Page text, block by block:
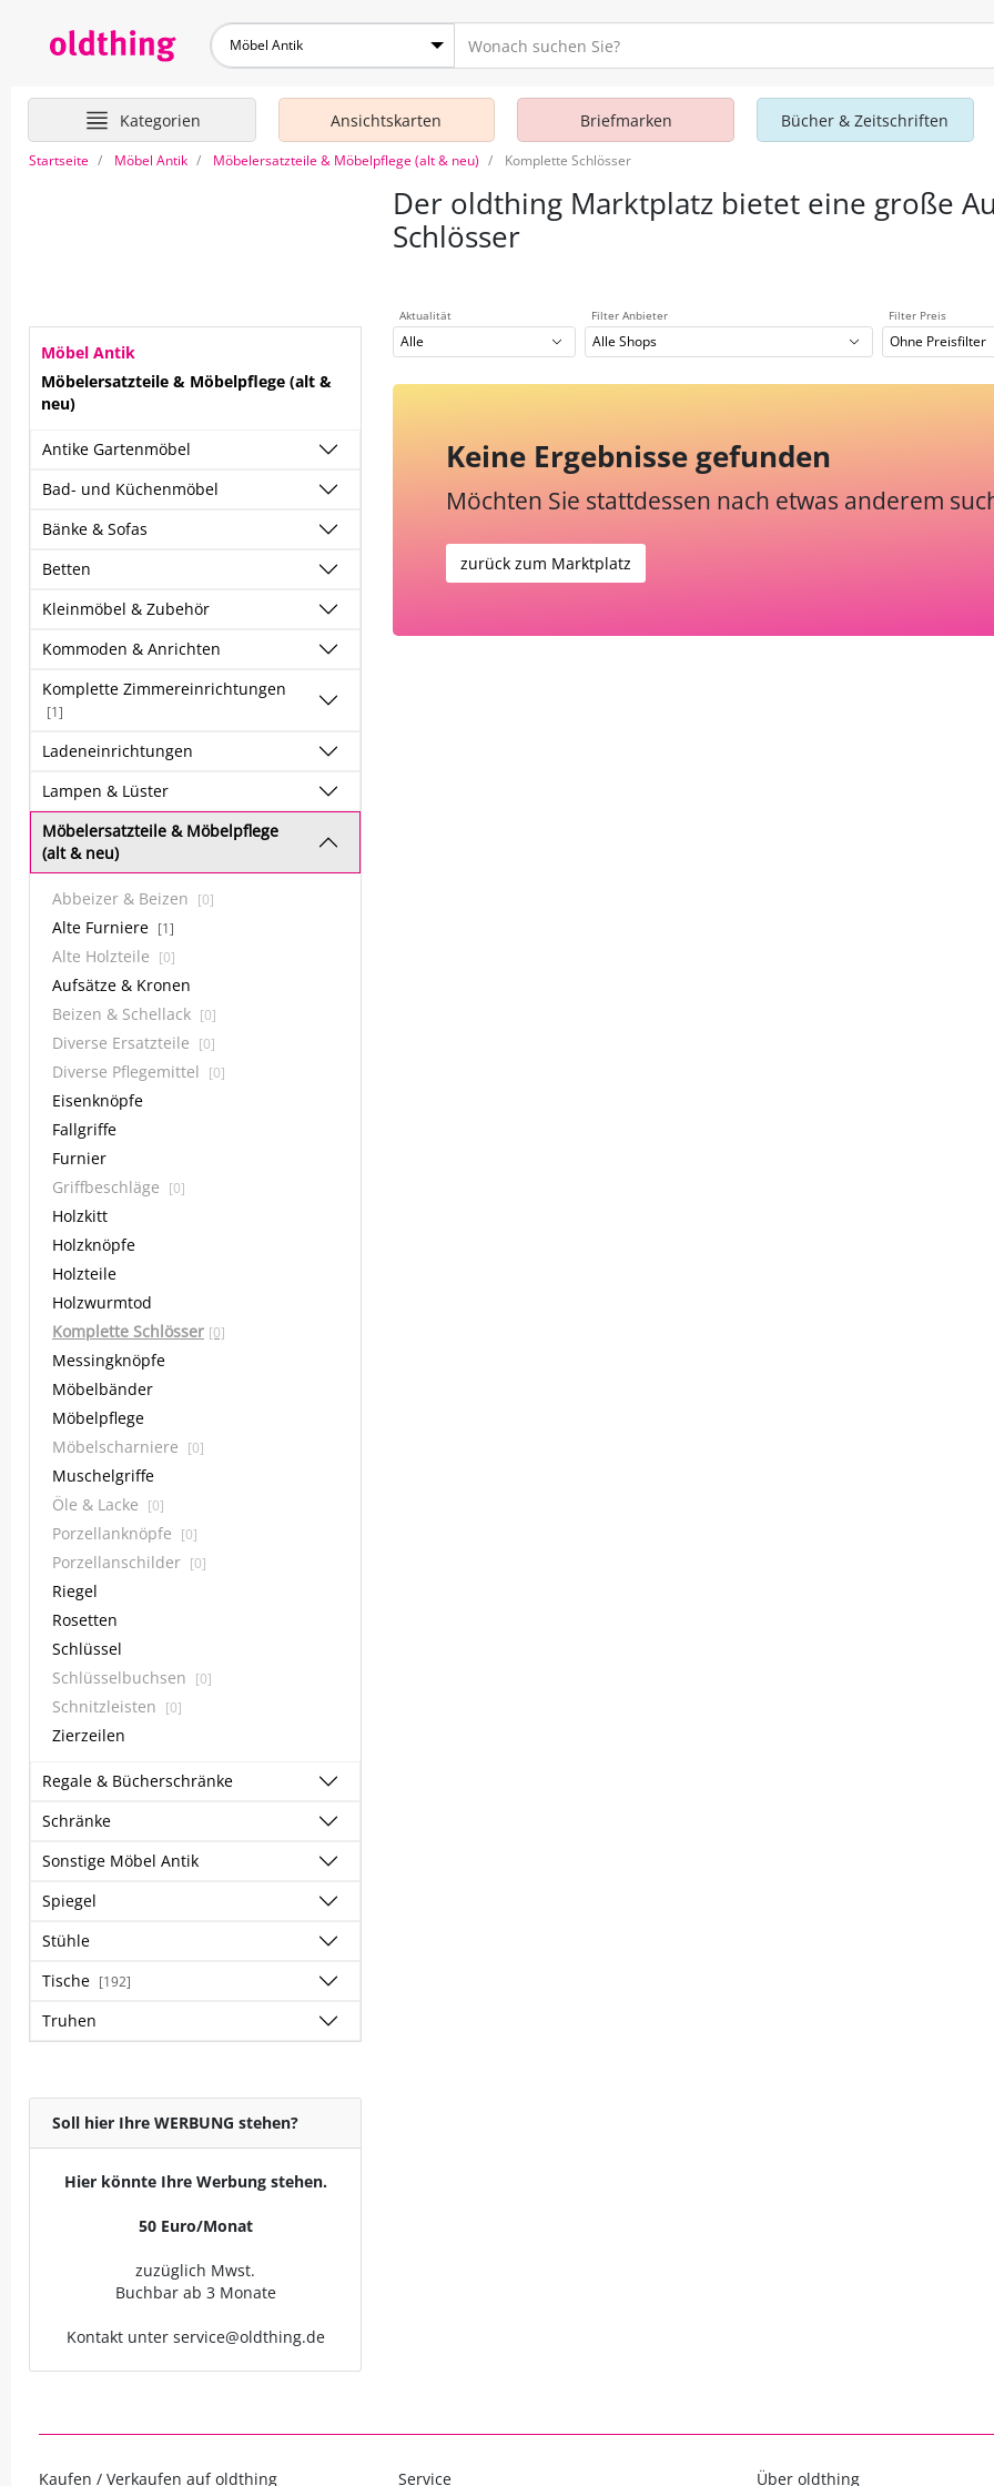
Möbel Antik
Kategorien Ansichtskarten Briefmarken Bücher & Zeitschriften
Startseite Möbel Antik Möbelersatzteile & Möbelpflege (alt & neu) Komplette Schlösser
Der oldthing Marktplatz bietet eine große
Schlösser
Möbel Antik
Möbelersatzteile & Möbelpflege (alt &
neu)
Antike Gartenmöbel
Bad- und Küchenmöbel
Bänke & Sofas
Betten
Kleinmöbel & Zubehör
Kommoden & Anrichten
Komplette Zimmereinrichtungen
[1]
Ladeneinrichtungen
Lampen & Lüster
Möbelersatzteile & Möbelpflege
(alt & neu)
Abbeizer & Beizen [0]
Alte Furniere [1]
Alte Holzteile [0]
Aufsätze & Kronen
Beizen & Schellack [0]
Diverse Ersatzteile [0]
Diverse Pflegemittel [0]
Eisenknöpfe
Fallgriffe
Furnier
Griffbeschläge
[0]
Holzkitt
Holzknöpfe
Holzteile
Holzwurmtod
Komplette Schlösser [0]
Messingknöpfe
Möbelbänder
Möbelpflege
Möbelscharniere
[0]
Muschelgriffe
Öle & Lacke
[0]
Porzellanknöpfe [0]
Porzellanschilder [0]
Riegel
Rosetten
Schlüssel
Schlüsselbuchsen
[0]
Schnitzleisten [0]
Zierzeilen
Regale & Bücherschränke
Schränke
Sonstige Möbel Antik
Spiegel
Stühle
Tische [192]
Truhen
Soll hier Ihre WERBUNG stehen?
Hier könnte Ihre Werbung stehen.
50 Euro/Monat
zuzüglich Mwst.
Buchbar ab 3 Monate
Kontakt unter service@oldthing.de
Aktualität
Alle
Filter Anbieter
Alle Shops
Filter Preis
Ohne Preisfilter
Keine Ergebnisse gefunden
Möchten Sie stattdessen nach etwas anderem
zurück zum Marktplatz
Kaufen / Verkaufen auf oldthing Service Über oldthing